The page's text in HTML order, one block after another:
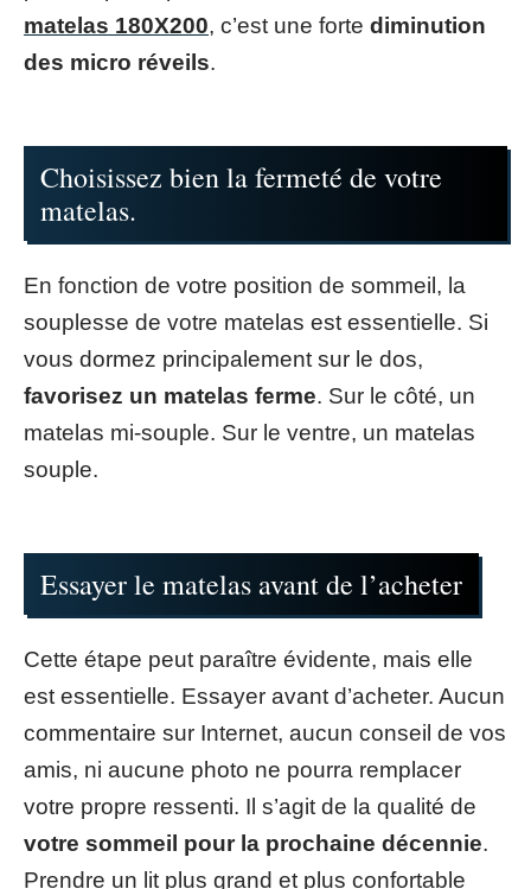
matelas 180X200, c’est une forte diminution
des micro réveils.
Choisissez bien la fermeté de votre
matelas.
En fonction de votre position de sommeil, la
souplesse de votre matelas est essentielle. Si
vous dormez principalement sur le dos,
favorisez un matelas ferme. Sur le côté, un
matelas mi-souple. Sur le ventre, un matelas
souple.
Essayer le matelas avant de l’acheter
Cette étape peut paraître évidente, mais elle
est essentielle. Essayer avant d’acheter. Aucun
commentaire sur Internet, aucun conseil de vos
amis, ni aucune photo ne pourra remplacer
votre propre ressenti. Il s’agit de la qualité de
votre sommeil pour la prochaine décennie.
Prendre un lit plus grand et plus confortable